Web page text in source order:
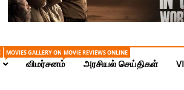
News |
MOVIES GALLERY ONLINE
விமர்சனம்
MOVIE REVIEWS ONLINE
அரசியல் செய்திகள்